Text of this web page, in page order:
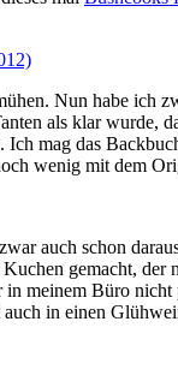
Nun habe ich
als klar
mag das
wenig mit dem
auch schon
gemacht,
meinem Büro
in einen